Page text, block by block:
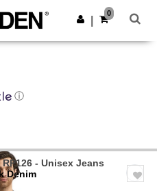
Descargar app
0
ⓘ
RP126 - Unisex Jeans
Denim